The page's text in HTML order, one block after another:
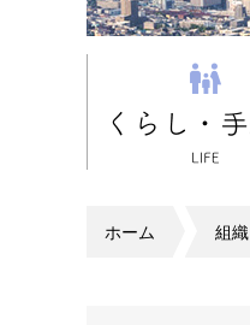
ホーム 組織